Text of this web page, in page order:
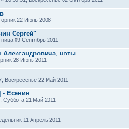
22 Июль 2008
Сергей"
09 Сентябрь 2011
Александровича, ноты
28 Июнь 2011
Воскресенье 22 Май 2011
- Есенин
Суббота 21 Май 2011
11 Апрель 2011